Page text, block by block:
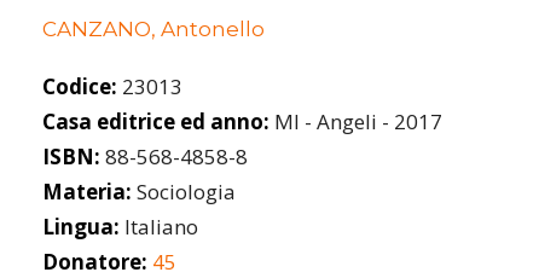
CANZANO, Antonello
Codice: 23013
Casa editrice ed anno: MI - Angeli - 2017
ISBN: 88-568-4858-8
Materia: Sociologia
Lingua: Italiano
Donatore: 45